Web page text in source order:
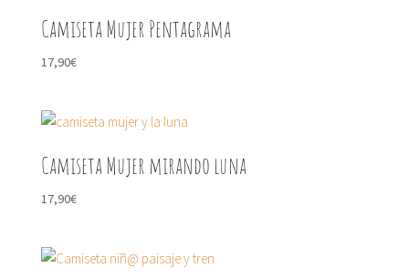
Camiseta Mujer Pentagrama
17,90€
Camiseta Mujer mirando luna
17,90€